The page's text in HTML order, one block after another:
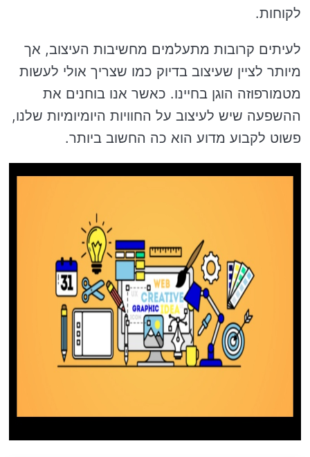
לקוחות.
לעיתים קרובות מתעלמים מחשיבות העיצוב, אך
מיותר לציין שעיצוב בדיוק כמו שצריך אולי לעשות
מטמורפוזה הוגן בחיינו. כאשר אנו בוחנים את
ההשפעה שיש לעיצוב על החוויות היומיומיות שלנו,
פשוט לקבוע מדוע הוא כה החשוב ביותר.